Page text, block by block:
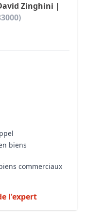
Zinghini |
biens
commerciaux
l'expert